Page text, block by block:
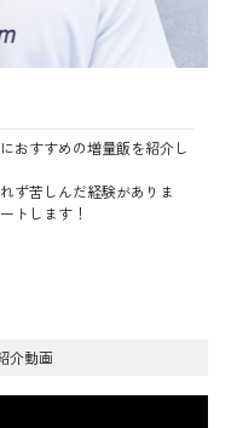
おすすめの増量飯を紹介し
ず苦しんだ経験がありま
トします！
介動画